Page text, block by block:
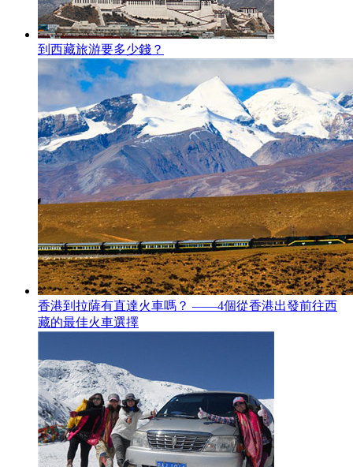
到西藏旅游要多少錢？
香港到拉薩有直達火車嗎？ ——4個從香港出發前往西
藏的最佳火車選擇